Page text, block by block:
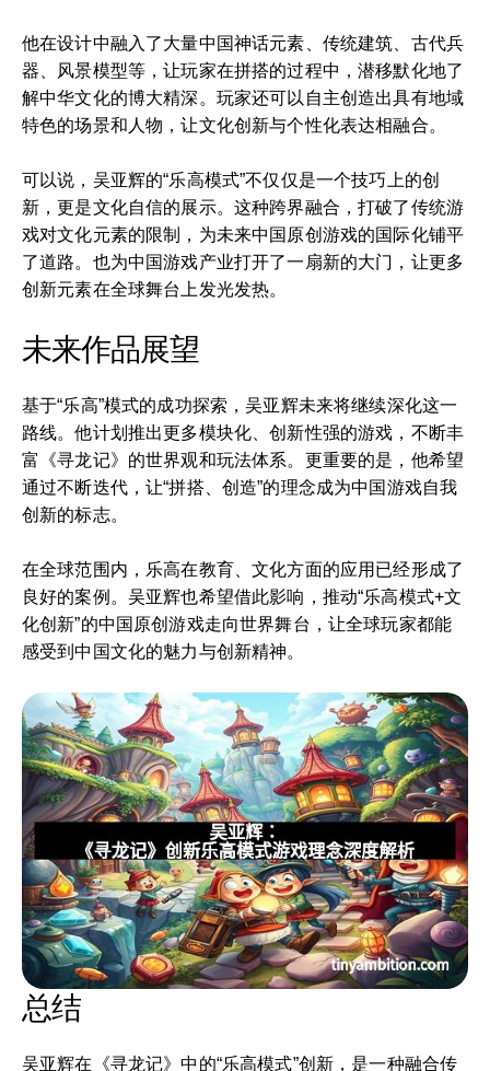
他在设计中融入了大量中国神话元素、传统建筑、古代兵
器、风景模型等，让玩家在拼搭的过程中，潜移默化地了
解中华文化的博大精深。玩家还可以自主创造出具有地域
特色的场景和人物，让文化创新与个性化表达相融合。
可以说，吴亚辉的“乐高模式”不仅仅是一个技巧上的创
新，更是文化自信的展示。这种跨界融合，打破了传统游
戏对文化元素的限制，为未来中国原创游戏的国际化铺平
了道路。也为中国游戏产业打开了一扇新的大门，让更多
创新元素在全球舞台上发光发热。
未来作品展望
基于“乐高”模式的成功探索，吴亚辉未来将继续深化这一
路线。他计划推出更多模块化、创新性强的游戏，不断丰
富《寻龙记》的世界观和玩法体系。更重要的是，他希望
通过不断迭代，让“拼搭、创造”的理念成为中国游戏自我
创新的标志。
在全球范围内，乐高在教育、文化方面的应用已经形成了
良好的案例。吴亚辉也希望借此影响，推动“乐高模式+文
化创新”的中国原创游戏走向世界舞台，让全球玩家都能
感受到中国文化的魅力与创新精神。
总结
吴亚辉在《寻龙记》中的“乐高模式”创新，是一种融合传